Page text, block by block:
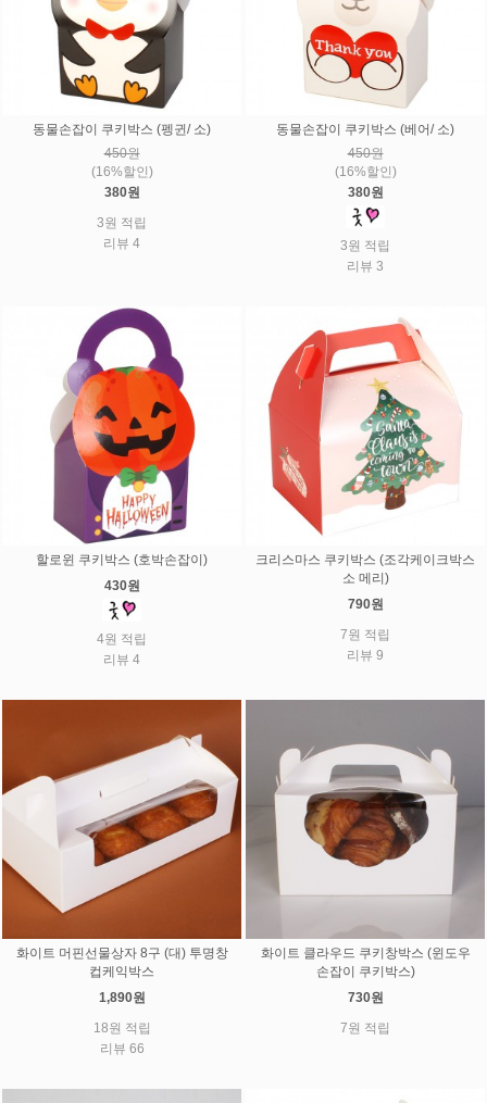
동물손잡이 쿠키박스 (펭귄/ 소)
450원
(16%할인)
380원
3원 적립
리뷰 4
동물손잡이 쿠키박스 (베어/ 소)
450원
(16%할인)
380원
3원 적립
리뷰 3
할로윈 쿠키박스 (호박손잡이)
430원
4원 적립
리뷰 4
크리스마스 쿠키박스 (조각케이크박스
소 메리)
790원
7원 적립
리뷰 9
화이트 머핀선물상자 8구 (대) 투명창
컵케익박스
1,890원
18원 적립
리뷰 66
화이트 클라우드 쿠키창박스 (윈도우
손잡이 쿠키박스)
730원
7원 적립